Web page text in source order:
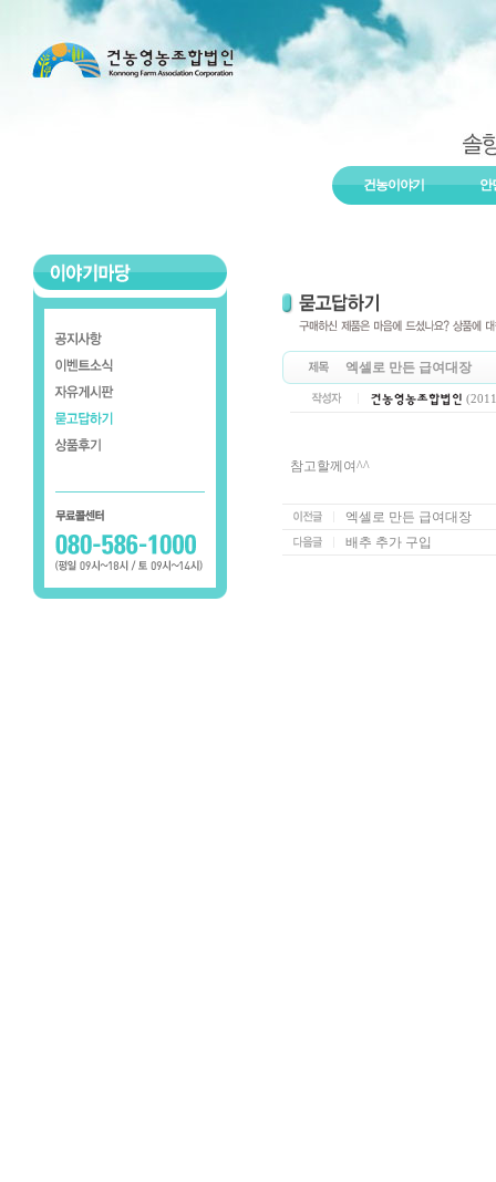
건농이야기 안
엑셀로 만든 급여대장
참고할께여^^
엑셀로 만든 급여대장
배추 추가 구입